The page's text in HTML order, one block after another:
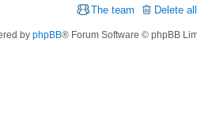
Delete
The team
by phpBB® Forum Software © phpBB